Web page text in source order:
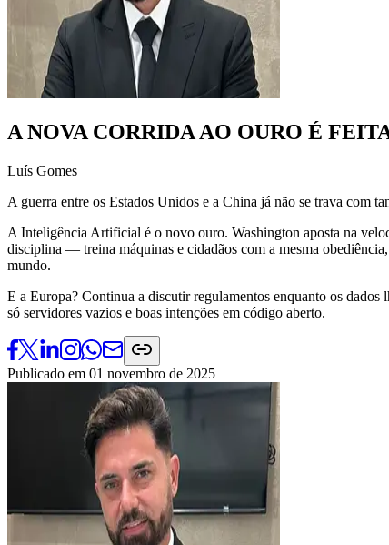
A NOVA CORRIDA AO OURO É
Luís Gomes
A guerra entre os Estados Unidos e a China já não se trava com
A Inteligência Artificial é o novo ouro. Washington aposta na
disciplina — treina máquinas e cidadãos com a mesma
mundo.
E a Europa? Continua a discutir regulamentos enquanto os
só servidores vazios e boas intenções em código aberto.
Publicado em 01 novembro de 2025